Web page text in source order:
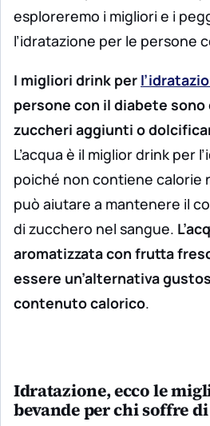
esploreremo i migliori e i
l’idratazione per le persone
I migliori drink per
persone con il diabete sono
zuccheri aggiunti o
L’acqua è il miglior drink per
poiché non contiene calorie
può aiutare a mantenere il
di zucchero nel sangue.
aromatizzata con frutta
essere un’alternativa
contenuto calorico.
Idratazione, ecco le
bevande per chi soffre